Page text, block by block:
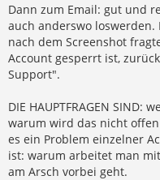
Dann zum Email: gut und
auch anderswo
nach dem Screenshot
Account gesperrt ist,
Support".
DIE HAUPTFRAGEN SIND:
warum wird das nicht
es ein Problem einzelner
ist: warum arbeitet man
am Arsch vorbei geht.